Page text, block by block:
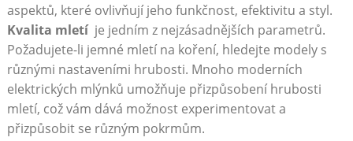
‌aspektů, které ovlivňují⁣ jeho funkčnost, efektivitu a styl.
Kvalita mletí⁣ je jedním z ⁣nejzásadnějších parametrů.‌
Požadujete-li jemné mletí ⁣na koření, hledejte modely s
různými nastaveními hrubosti. Mnoho moderních
‍elektrických mlýnků umožňuje přizpůsobení hrubosti⁢
mletí, což vám dává možnost experimentovat ⁢a
přizpůsobit se různým pokrmům.